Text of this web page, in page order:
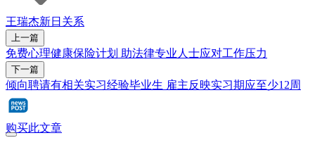
王瑞杰新日关系
上一篇
免费心理健康保险计划 助法律专业人士应对工作压力
下一篇
倾向聘请有相关实习经验毕业生 雇主反映实习期应至少12周
购买此文章